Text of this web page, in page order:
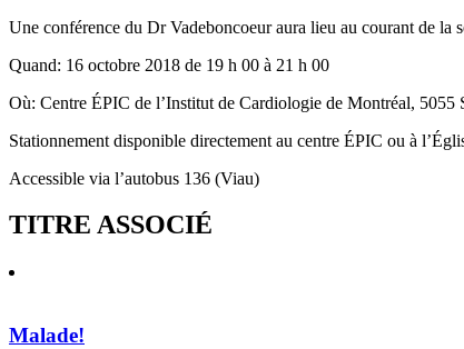
Une conférence du Dr Vadeboncoeur aura lieu au courant de la
Quand: 16 octobre 2018 de 19 h 00 à 21 h 00
Où: Centre ÉPIC de l’Institut de Cardiologie de Montréal, 5055
Stationnement disponible directement au centre ÉPIC ou à
Accessible via l’autobus 136 (Viau)
TITRE ASSOCIÉ
Malade!